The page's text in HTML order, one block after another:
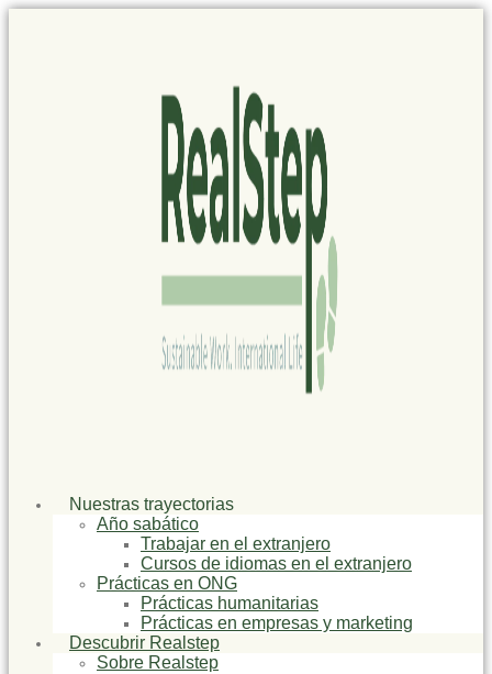
Panel de gestión de cookies
Nuestras trayectorias
Año sabático
Trabajar en el extranjero
Cursos de idiomas en el extranjero
Prácticas en ONG
Prácticas humanitarias
Prácticas en empresas y marketing
Descubrir Realstep
Sobre Realstep